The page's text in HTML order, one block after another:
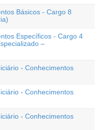
Básicos - Cargo 8
Específicos - Cargo 4
–
- Conhecimentos
- Conhecimentos
- Conhecimentos